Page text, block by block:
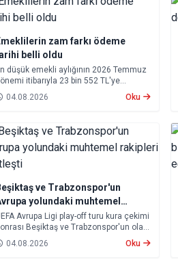
zam farkı ödeme
belli oldu
düşük emekli aylığının 2026 Temmuz
itibarıyla 23 bin 552 TL'ye
kapsamında oluşan maaş
7 Ağustos 2026 tarihinde
04.08.2026 Oku
ve Trabzonspor'un
yolundaki muhtemel
netleşti
Avrupa Ligi play-off turu kura çekimi
Beşiktaş ve Trabzonspor'un olası
belli oldu. Avrupa kupalarında
devam eden Beşiktaş ve
04.08.2026 Oku